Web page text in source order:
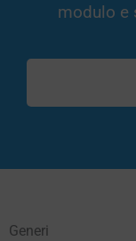
modulo e
Generi